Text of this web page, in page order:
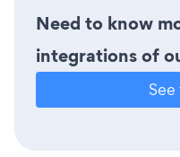
Need to know
integrations of